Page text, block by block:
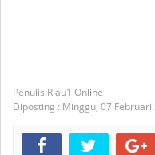
Riau1 Online
Diposting : Minggu, 07 Februari